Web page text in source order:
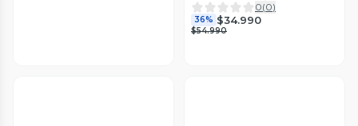
0(0)
36% $34.990
$54.990